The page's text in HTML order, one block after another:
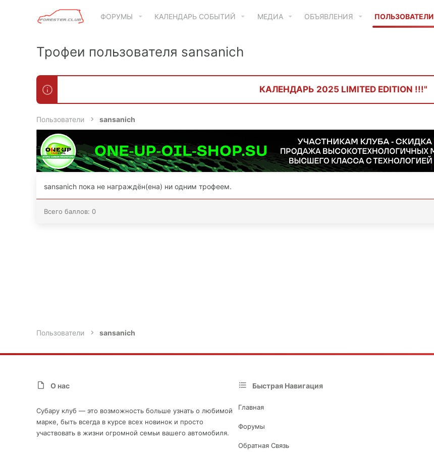
ФОРУМЫ КАЛЕНДАРЬ СОБЫТИЙ МЕДИА ОБЪЯВЛЕНИЯ ПОЛЬЗОВАТЕЛИ
Трофеи пользователя sansanich
КАЛЕНДАРЬ 2025 LIMITED EDITION !!!"
Пользователи sansanich
sansanich пока не награждён(ена) ни одним трофеем.
Всего баллов: 0
Пользователи sansanich
О нас
Субару клуб — это возможность больше узнать о любимой
марке, быть всегда в курсе всех новинок и просто
участвовать в жизни огромной семьи вашего автомобиля.
Быстрая Навигация
Главная
Форумы
Обратная Связь